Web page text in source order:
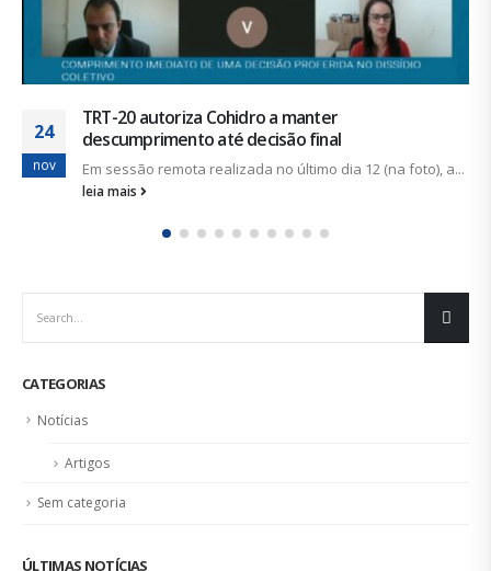
19
abr
Trabalhadores estão deixando a DESO não porque
querem, mas por pressão
Foi confirmada a saída de 233 companheiros e
companheiras da DESO...